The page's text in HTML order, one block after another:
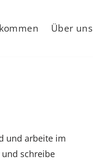
Über uns
und arbeite im
schreibe